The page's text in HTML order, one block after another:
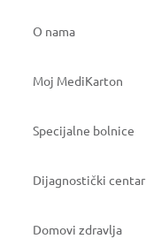
O nama
Moj MediKarton
Specijalne bolnice
Dijagnostički centar
Domovi zdravlja